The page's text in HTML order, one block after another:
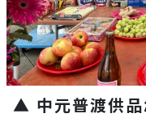
▲ 中元普渡供品